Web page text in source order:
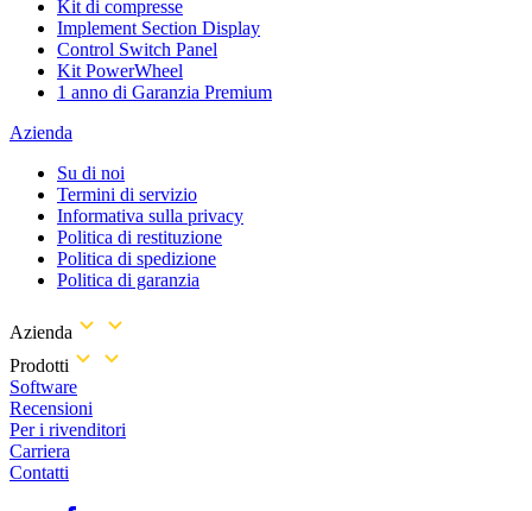
Kit di compresse
Implement Section Display
Control Switch Panel
Kit PowerWheel
1 anno di Garanzia Premium
Azienda
Su di noi
Termini di servizio
Informativa sulla privacy
Politica di restituzione
Politica di spedizione
Politica di garanzia
Azienda
Prodotti
Software
Recensioni
Per i rivenditori
Carriera
Contatti